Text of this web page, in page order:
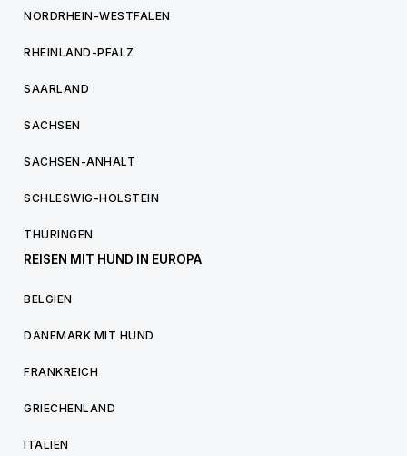
NORDRHEIN-WESTFALEN
RHEINLAND-PFALZ
SAARLAND
SACHSEN
SACHSEN-ANHALT
SCHLESWIG-HOLSTEIN
THÜRINGEN
REISEN MIT HUND IN EUROPA
BELGIEN
DÄNEMARK MIT HUND
FRANKREICH
GRIECHENLAND
ITALIEN